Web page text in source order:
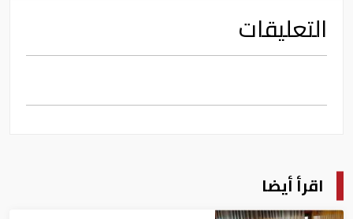
التعليقات
اقرأ أيضا